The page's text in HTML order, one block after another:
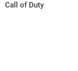
Call of Duty